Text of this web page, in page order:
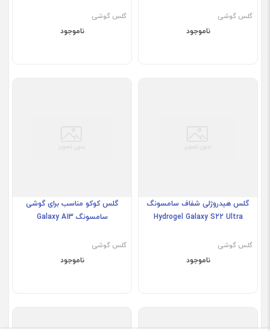
گلس گوشی
ناموجود
گلس گوشی
ناموجود
گلس هیدروژلی شفاف سامسونگ
Hydrogel Galaxy S22 Ultra
گلس گوشی
ناموجود
گلس کوکو مناسب برای گوشی
سامسونگ Galaxy A13
گلس گوشی
ناموجود